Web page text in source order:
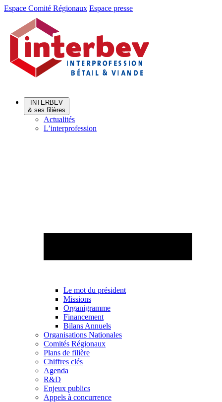
Aller
Aller
contenu
Espace Comité Régionaux Espace presse
INTERBEV
& ses filières
Actualités
L’interprofession
Le mot du président
Missions
Organigramme
Financement
Bilans Annuels
Organisations Nationales
Comités Régionaux
Plans de filière
Chiffres clés
Agenda
R&D
Enjeux publics
Appels à concurrence